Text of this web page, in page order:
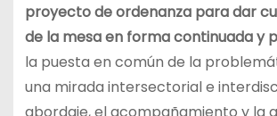
proyecto de ordenanza para dar
de la mesa en forma continuada y
la puesta en común de la
una mirada intersectorial e
abordaje, el acompañamiento y la